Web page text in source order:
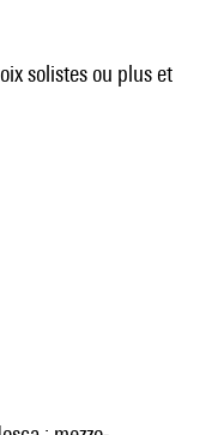
solistes ou plus et